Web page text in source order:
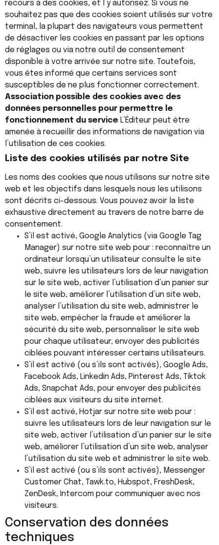
recours à des cookies, et l’y autorisez. Si vous ne
souhaitez pas que des cookies soient utilisés sur votre
terminal, la plupart des navigateurs vous permettent
de désactiver les cookies en passant par les options
de réglages ou via notre outil de consentement
disponible à votre arrivée sur notre site. Toutefois,
vous êtes informé que certains services sont
susceptibles de ne plus fonctionner correctement.
Association possible des cookies avec des
données personnelles pour permettre le
fonctionnement du service L’Éditeur peut être
amenée à recueillir des informations de navigation via
l’utilisation de ces cookies.
Liste des cookies utilisés par notre Site
Les noms des cookies que nous utilisons sur notre site
web et les objectifs dans lesquels nous les utilisons
sont décrits ci-dessous. Vous pouvez avoir la liste
exhaustive directement au travers de notre barre de
consentement.
S’il est activé, Google Analytics (via Google Tag
Manager) sur notre site web pour : reconnaître un
ordinateur lorsqu’un utilisateur consulte le site
web, suivre les utilisateurs lors de leur navigation
sur le site web, activer l’utilisation d’un panier sur
le site web, améliorer l’utilisation d’un site web,
analyser l’utilisation du site web, administrer le
site web, empêcher la fraude et améliorer la
sécurité du site web, personnaliser le site web
pour chaque utilisateur, envoyer des publicités
ciblées pouvant intéresser certains utilisateurs.
S’il est activé (ou s’ils sont activés), Google Ads,
Facebook Ads, Linkedin Ads, Pinterest Ads, Tiktok
Ads, Snapchat Ads, pour envoyer des publicités
ciblées aux visiteurs du site internet.
S’il est activé, Hotjar sur notre site web pour :
suivre les utilisateurs lors de leur navigation sur le
site web, activer l’utilisation d’un panier sur le site
web, améliorer l’utilisation d’un site web, analyser
l’utilisation du site web et administrer le site web.
S’il est activé (ou s’ils sont activés), Messenger
Customer Chat, Tawk.to, Hubspot, FreshDesk,
ZenDesk, Intercom pour communiquer avec nos
visiteurs.
Conservation des données
techniques